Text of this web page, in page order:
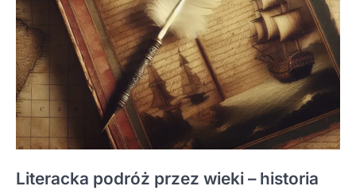
Literacka podróż przez wieki – historia